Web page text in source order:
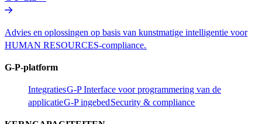
Advies en oplossingen op basis van kunstmatige intelligentie voor
HUMAN RESOURCES-compliance.​​
G-P-platform​​
Integraties​​G-P Interface voor programmering van de
applicatie​​G-P ingebed​​Security & compliance​​